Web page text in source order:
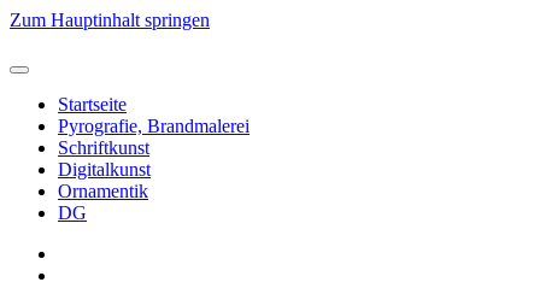
Zum Hauptinhalt springen
Startseite
Pyrografie, Brandmalerei
Schriftkunst
Digitalkunst
Ornamentik
DG